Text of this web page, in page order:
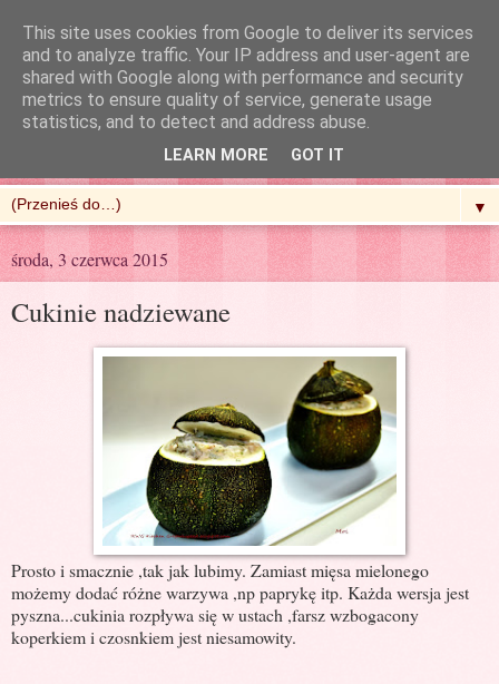
R'n'G Kitchen
▼
środa, 3 czerwca 2015
Cukinie nadziewane
Prosto i smacznie ,tak jak lubimy. Zamiast mięsa mielonego
możemy dodać różne warzywa ,np paprykę itp. Każda wersja jest
pyszna...cukinia rozpływa się w ustach ,farsz wzbogacony
koperkiem i czosnkiem jest niesamowity.
This site uses cookies from Google to deliver its services
and to analyze traffic. Your IP address and user-agent are
shared with Google along with performance and security
metrics to ensure quality of service, generate usage
statistics, and to detect and address abuse.
LEARN MORE GOT IT